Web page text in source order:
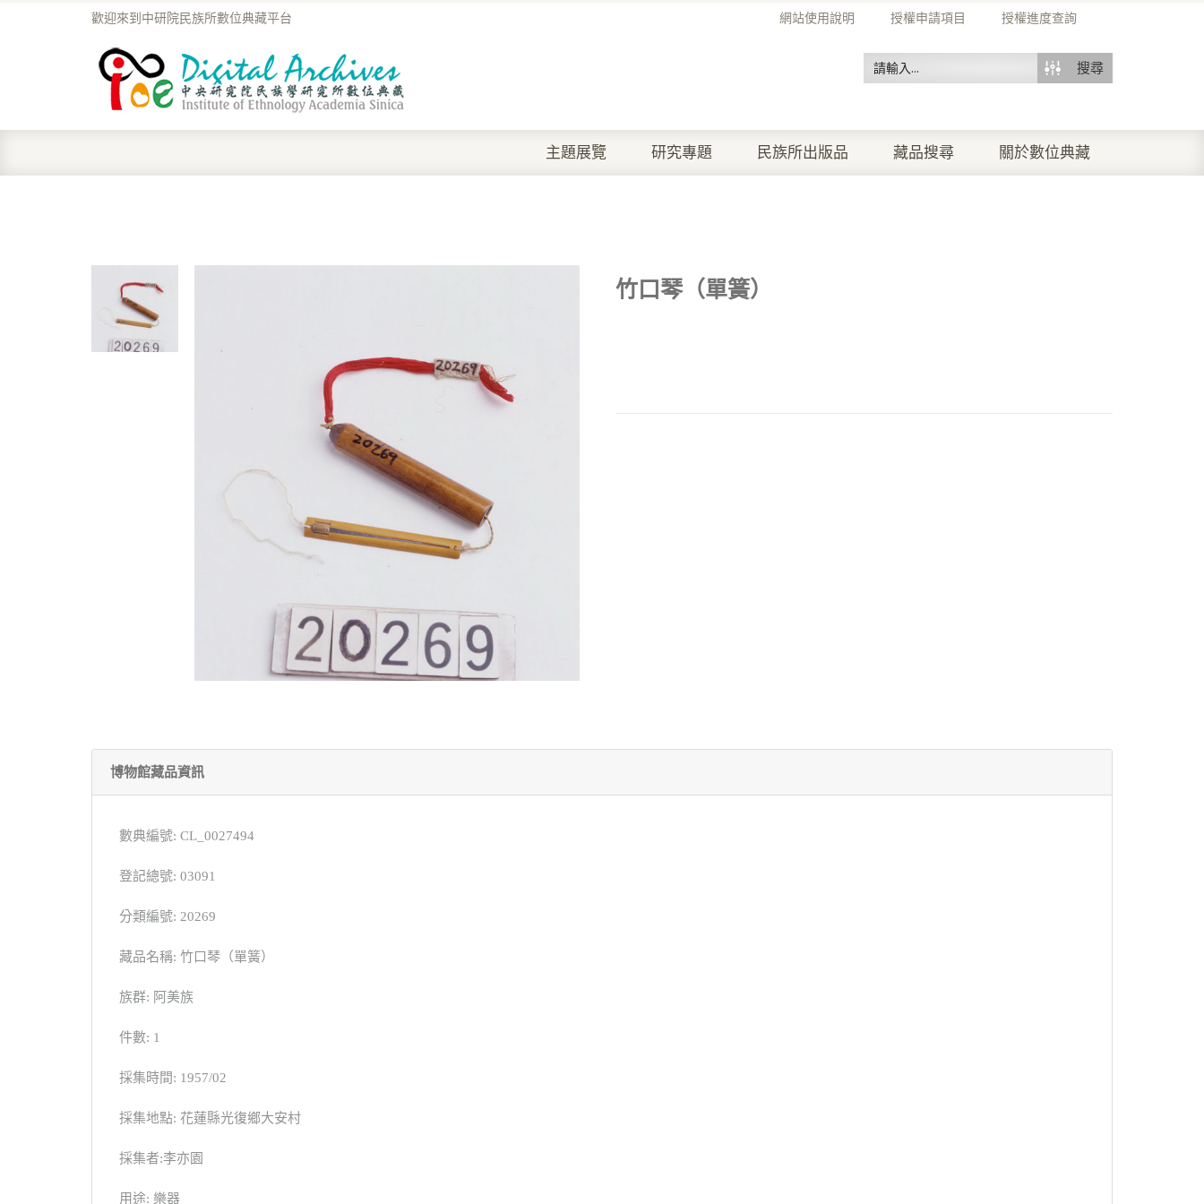
網站使用說明 授權申請項目 授權進度查詢
歡迎來到中研院民族所數位典藏平台
搜尋
主題展覽 研究專題 民族所出版品 藏品搜尋 關於數位典藏
竹口琴（單簧）
博物館藏品資訊
數典編號: CL_0027494
登記總號: 03091
分類編號: 20269
藏品名稱: 竹口琴（單簧）
族群: 阿美族
件數: 1
採集時間: 1957/02
採集地點: 花蓮縣光復鄉大安村
採集者:李亦園
用途: 樂器